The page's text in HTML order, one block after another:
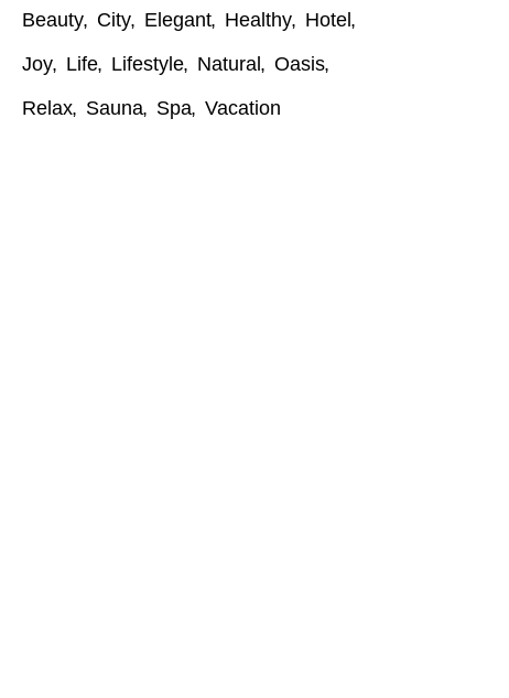
Beauty City Elegant Healthy
Hotel
Joy
Life Lifestyle Natural
Oasis
Relax
Sauna Spa Vacation